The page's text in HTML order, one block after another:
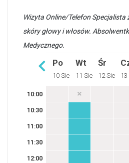
Wizyta Online/Telefon
skóry głowy i włosów.
Medycznego.
Po
10 Sie
Wt
11 Sie
Śr
12 Sie 13
10:00
10:30
11:00
11:30
12:00